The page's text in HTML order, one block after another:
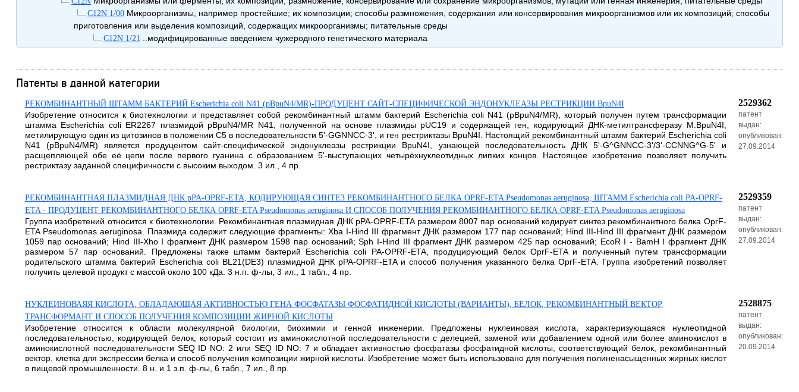
C12N 1/00Микроорганизмы, например простейшие; их композиции; способы размножения, содержания или консервирования микроорганизмов или их композиций; способы
приготовления или выделения композиций, содержащих микроорганизмы; питательные среды
C12N 1/21 ..модифицированные введением чужеродного генетического материала
Патенты в данной категории
РЕКОМБИНАНТНЫЙ ШТАММ БАКТЕРИЙ Escherichia coli N41 (pBpuN4/MR)-ПРОДУЦЕНТ САЙТ-СПЕЦИФИЧЕСКОЙ ЭНДОНУКЛЕАЗЫ РЕСТРИКЦИИ BpuN4I
Изобретение относится к биотехнологии и представляет собой рекомбинантный штамм бактерий Escherichia coli N41 (pBpuN4/MR), который получен путем трансформации
штамма Escherichia coli ER2267 плазмидой pBpuN4/MR N41, полученной на основе плазмиды pUC19 и содержащей ген, кодирующий ДНК-метилтрансферазу M.BpuN4I,
метилирующую один из цитозинов в положении С5 в последовательности 5'-GGNNCC-3', и ген рестриктазы BpuN4I. Настоящий рекомбинантный штамм бактерий Escherichia coli
N41 (pBpuN4/MR) является продуцентом сайт-специфической эндонуклеазы рестрикции BpuN4I, узнающей последовательность ДНК 5'-G^GNNCC-3'/3'-CCNNG^G-5' и
расщепляющей обе её цепи после первого гуанина с образованием 5'-выступающих четырёхнуклеотидных липких концов. Настоящее изобретение позволяет получить
рестриктазу заданной специфичности с высоким выходом. 3 ил., 4 пр.
2529362
патент
выдан:
опубликован:
27.09.2014
РЕКОМБИНАНТНАЯ ПЛАЗМИДНАЯ ДНК pPA-OPRF-ETA, КОДИРУЮЩАЯ СИНТЕЗ РЕКОМБИНАНТНОГО БЕЛКА OPRF-ETA Pseudomonas aeruginosa, ШТАММ Escherichia coli PA-OPRF-
ETA - ПРОДУЦЕНТ РЕКОМБИНАНТНОГО БЕЛКА OPRF-ETA Pseudomonas aeruginosa И СПОСОБ ПОЛУЧЕНИЯ РЕКОМБИНАНТНОГО БЕЛКА OPRF-ETA Pseudomonas aeruginosa
Группа изобретений относится к биотехнологии. Рекомбинантная плазмидная ДНК pPA-OPRF-ETA размером 8007 пар оснований кодирует синтез рекомбинантного белка OprF-
ETA Pseudomonas aeruginosa. Плазмида содержит следующие фрагменты: Xba I-Hind III фрагмент ДНК размером 177 пар оснований; Hind III-Hind III фрагмент ДНК размером
1059 пар оснований; Hind III-Xho I фрагмент ДНК размером 1598 пар оснований; Sph I-Hind III фрагмент ДНК размером 425 пар оснований; EcoR I - BamH I фрагмент ДНК
размером 57 пар оснований. Предложены также штамм бактерий Еscherichia coli PA-OPRF-ETA, продуцирующий белок OprF-ETA и полученный путем трансформации
родительского штамма бактерий Escherichia coli BL21(DE3) плазмидной ДНК рРА-OPRF-ETA и способ получения указанного белка OprF-ETA. Группа изобретений позволяет
получить целевой продукт с массой около 100 кДа. 3 н.п. ф-лы, 3 ил., 1 табл., 4 пр.
2529359
патент
выдан:
опубликован:
27.09.2014
НУКЛЕИНОВАЯЯ КИСЛОТА, ОБЛАДАЮЩАЯ АКТИВНОСТЬЮ ГЕНА ФОСФАТАЗЫ ФОСФАТИДНОЙ КИСЛОТЫ (ВАРИАНТЫ), БЕЛОК, РЕКОМБИНАНТНЫЙ ВЕКТОР,
ТРАНСФОРМАНТ И СПОСОБ ПОЛУЧЕНИЯ КОМПОЗИЦИИ ЖИРНОЙ КИСЛОТЫ
Изобретение относится к области молекулярной биологии, биохимии и генной инженерии. Предложены нуклеиновая кислота, характеризующаяся нуклеотидной
последовательностью, кодирующей белок, который состоит из аминокислотной последовательности с делецией, заменой или добавлением одной или более аминокислот в
аминокислотной последовательности SEQ ID NO: 2 или SEQ ID NO: 7 и обладает активностью фосфатазы фосфатидной кислоты, соответствующий белок, рекомбинантный
вектор, клетка для экспрессии белка и способ получения композиции жирной кислоты. Изобретение может быть использовано для получения полиненасыщенных жирных кислот
в пищевой промышленности. 8 н. и 1 з.п. ф-лы, 6 табл., 7 ил., 8 пр.
2528875
патент
выдан:
опубликован:
20.09.2014